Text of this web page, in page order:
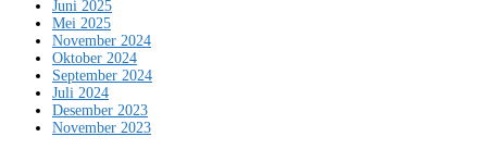
Juni 2025
Mei 2025
November 2024
Oktober 2024
September 2024
Juli 2024
Desember 2023
November 2023